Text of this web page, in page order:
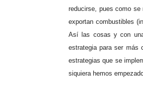
reducirse, pues como
exportan combustibles
Así las cosas y con
estrategia para ser más
estrategias que se
siquiera hemos